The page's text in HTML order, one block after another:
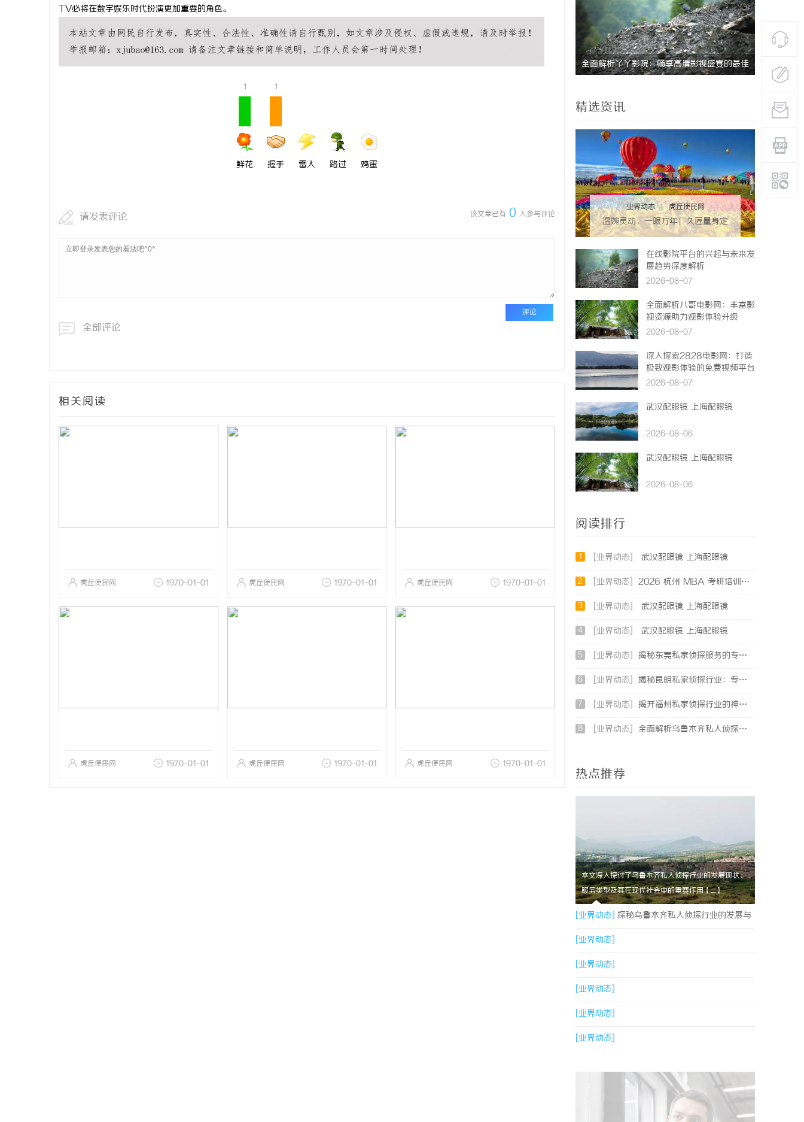
TV必将在数字娱乐时代扮演更加重要的角色。
1
鲜花
1
握手 雷人 路过 鸡蛋
该文章已有 0 人参与评论
请发表评论
评论
全部评论
相关阅读
虎丘便民网 1970-01-01 虎丘便民网 1970-01-01 虎丘便民网 1970-01-01
虎丘便民网 1970-01-01 虎丘便民网 1970-01-01 虎丘便民网 1970-01-01
从三楼到公园，从台阶到坡道，一部高续航电
动轮椅如何改变生活
探索金牌影院：打造极致观影体验的现代影院 全面解析丫丫影院：畅享高清影视盛宴的最佳 深入解析
平台
精选资讯
业界动态 | 虎丘便民网
温婉灵动，一眼万年！久匠量身定
制的眉眼唇，才是你整张脸的点睛
在线影院平台的兴起与未来发
展趋势深度解析
2026-08-07
全面解析八哥电影网：丰富影
视资源助力观影体验升级
2026-08-07
深入探索2828电影网：打造
极致观影体验的免费视频平台
2026-08-07
武汉配眼镜 上海配眼镜
2026-08-06
武汉配眼镜 上海配眼镜
2026-08-06
阅读排行
1 [业界动态] 武汉配眼镜 上海配眼镜
2 [业界动态] 2026 杭州 MBA 考研培训辅导班哪家强？三家主流考研机构推荐
3 [业界动态] 武汉配眼镜 上海配眼镜
4 [业界动态] 武汉配眼镜 上海配眼镜
5 [业界动态] 揭秘东莞私家侦探服务的专业性与应用领域详解
6 [业界动态] 揭秘昆明私家侦探行业：专业服务与实际案例分析
7 [业界动态] 揭开福州私家侦探行业的神秘面纱：服务、优势与法律解析
8 [业界动态] 全面解析乌鲁木齐私人侦探服务的优势与应用
热点推荐
本文深入探讨了乌鲁木齐私人侦探行业的发展现状、
服务类型及其在现代社会中的重要作用【....】
[业界动态] 探秘乌鲁木齐私人侦探行业的发展与
服务优势
[业界动态]
[业界动态]
[业界动态]
[业界动态]
[业界动态]